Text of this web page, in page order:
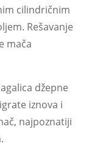
cilindričnim
Rešavanje
mača
džepne
iznova i
najpoznatiji